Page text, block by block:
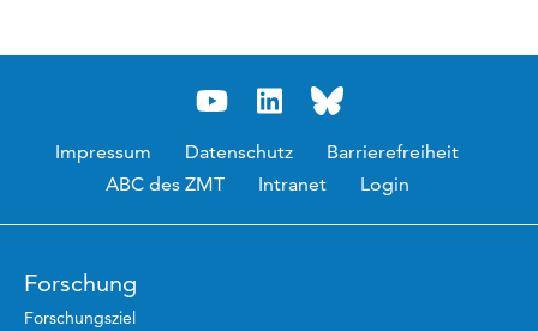
Impressum Datenschutz
Barrierefreiheit
ABC des ZMT
Intranet Login
Forschung
Forschungsziel